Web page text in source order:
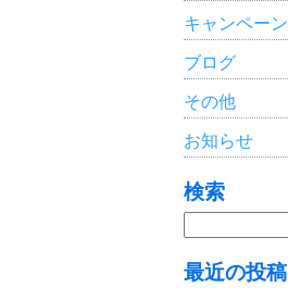
キャンペーン
ブログ
その他
お知らせ
検索
検
索:
最近の投稿